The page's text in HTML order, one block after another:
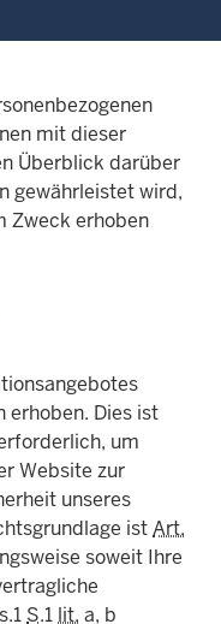
mit dieser
Überblick darüber
gewährleistet wird,
Zweck erhoben
erhoben. Dies ist
um
Website zur
unseres
istArt.
soweit Ihre
S.1 lit. a, b